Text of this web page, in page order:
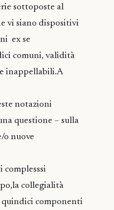
sottoposte al
vi siano dispositivi
ex se
comuni, validità
inappellabili.A
notazioni
questione – sulla
o nuove
complesssi
collegialità
quindici componenti